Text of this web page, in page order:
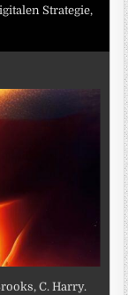
Strategie,
C. Harry.